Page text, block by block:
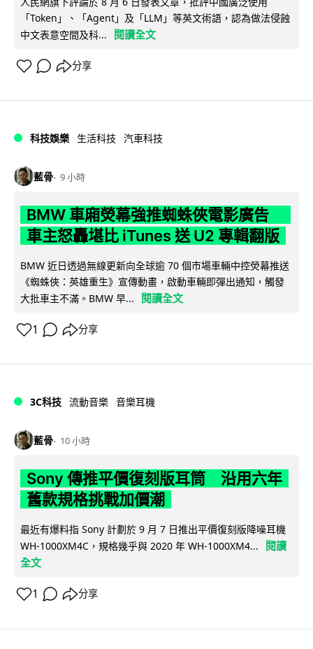
「Token」、「Agent」及「LLM」等英文術語，認為做法侵蝕
中文表意空間及科...
閱讀全文
分享
科技娛樂 生活科技 汽車科技
藍骨 9 小時
BMW 車廂熒幕強推蜘蛛俠電影廣告
車主怒轟堪比 iTunes 送 U2 專輯翻版
BMW 近日透過無線更新向全球逾 70 個市場車輛中控熒幕推送
《蜘蛛俠：英雄重生》宣傳動畫，啟動車輛即彈出通知，觸發
大批車主不滿。BMW 早...
閱讀全文
1 分享
3C科技 流動音樂 音樂耳機
藍骨 10 小時
Sony 傳推平價復刻版耳筒 沿用六年
舊款規格挑戰加價潮
最近有爆料指 Sony 計劃於 9 月 7 日推出平價復刻版降噪耳機
WH-1000XM4C，規格幾乎與 2020 年 WH-1000XM4...
閱讀
全文
1 分享